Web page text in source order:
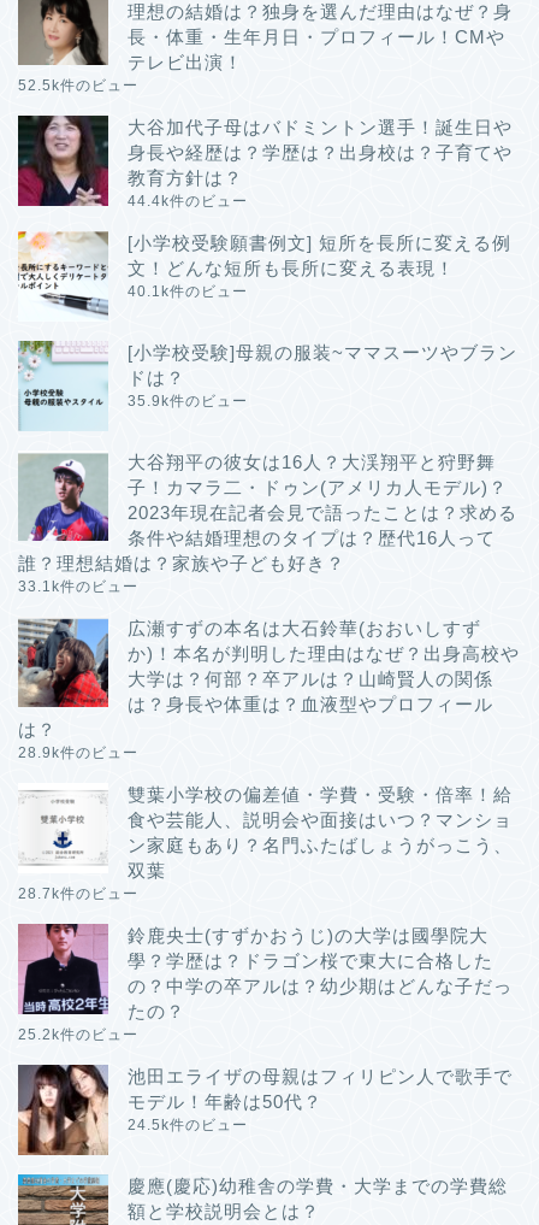
理想の結婚は？独身を選んだ理由はなぜ？身
長・体重・生年月日・プロフィール！CMや
テレビ出演！
52.5k件のビュー
大谷加代子母はバドミントン選手！誕生日や
身長や経歴は？学歴は？出身校は？子育てや
教育方針は？
44.4k件のビュー
[小学校受験願書例文] 短所を長所に変える例
文！どんな短所も長所に変える表現！
40.1k件のビュー
[小学校受験]母親の服装~ママスーツやブラン
ドは？
35.9k件のビュー
大谷翔平の彼女は16人？大渓翔平と狩野舞
子！カマラ二・ドゥン(アメリカ人モデル)？
2023年現在記者会見で語ったことは？求める
条件や結婚理想のタイプは？歴代16人って
誰？理想結婚は？家族や子ども好き？
33.1k件のビュー
広瀬すずの本名は大石鈴華(おおいしすず
か)！本名が判明した理由はなぜ？出身高校や
大学は？何部？卒アルは？山崎賢人の関係
は？身長や体重は？血液型やプロフィール
は？
28.9k件のビュー
雙葉小学校の偏差値・学費・受験・倍率！給
食や芸能人、説明会や面接はいつ？マンショ
ン家庭もあり？名門ふたばしょうがっこう、
双葉
28.7k件のビュー
鈴鹿央士(すずかおうじ)の大学は國學院大
學？学歴は？ドラゴン桜で東大に合格した
の？中学の卒アルは？幼少期はどんな子だっ
たの？
25.2k件のビュー
池田エライザの母親はフィリピン人で歌手で
モデル！年齢は50代？
24.5k件のビュー
慶應(慶応)幼稚舎の学費・大学までの学費総
額と学校説明会とは？